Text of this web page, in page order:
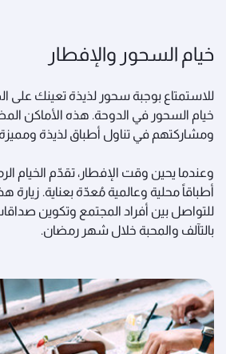
خيام السحور والإفطار
للاستمتاع بوجبة سحور لذيذة تعينك على
خيام السحور في الدوحة. هذه الأماكن
ومشاركتهم في تناول أطباق لذيذة
وعندما يحين وقت الإفطار، تقدّم الخيام
أطباقاً محلية وعالمية مُعدّة بعناية. زيارة
للتواصل بين أفراد المجتمع وتكوين
بالتآلف والمحبة خلال شهر رمضان.